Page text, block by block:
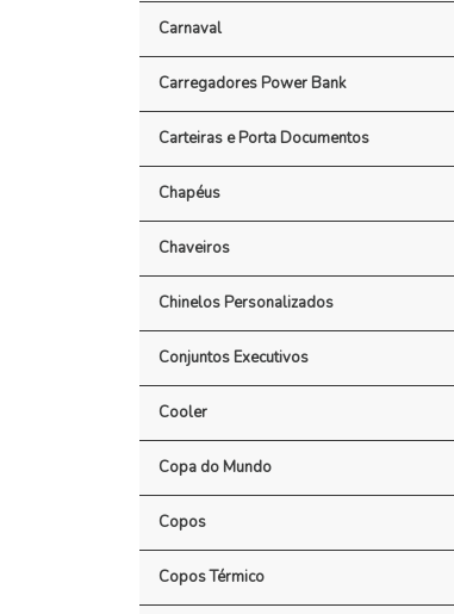
Carnaval
Carregadores Power Bank
Carteiras e Porta Documentos
Chapéus
Chaveiros
Chinelos Personalizados
Conjuntos Executivos
Cooler
Copa do Mundo
Copos
Copos Térmico